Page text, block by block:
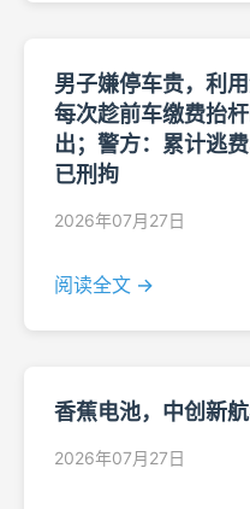
男子嫌停车贵，利
每次趁前车缴费抬
出；警方：累计逃
已刑拘
2026年07月27日
阅读全文 →
香蕉电池，中创新
2026年07月27日